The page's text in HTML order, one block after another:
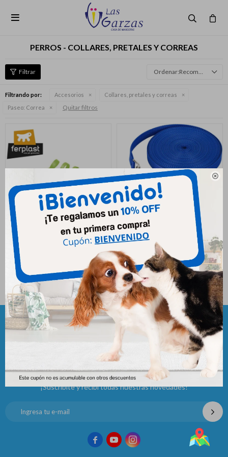


PERROS - COLLARES, PRETALES Y CORREAS
Recomendados
Filtrando por: Accesorios
Collares, pretales y correas
Paseo: Correa Quitar filtros
Correa Ferplast G15/120
Correa Cinta 30 Mm 8 Mts
$993
Newsletter
¡Suscribite y recibí todas nuestras novedades!
  